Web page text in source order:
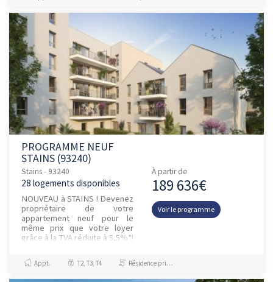
PROGRAMME NEUF
STAINS (93240)
Stains - 93240
28 logements disponibles
NOUVEAU à STAINS ! Devenez
propriétaire de votre
appartement neuf pour le
même prix que votre loyer
grâce à la TVA réduite à 5,5%*!
grands pôles économiques,
Stai...
À partir de
189 636€
Voir le programme
Appt. T2, T3, T4 Résidence principale / PTZ